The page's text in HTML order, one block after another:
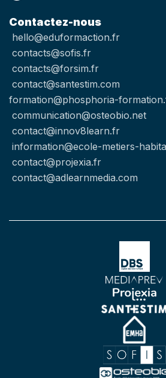
Contactez-nous
hello@eduformaction.fr
contacts@sofis.fr
contacts@forsim.fr
contact@santestim.com
formation@phosphoria-
communication@osteobio.net
contact@innov8learn.fr
information@ecole-metiers-
contact@projexia.fr
contact@adlearnmedia.com